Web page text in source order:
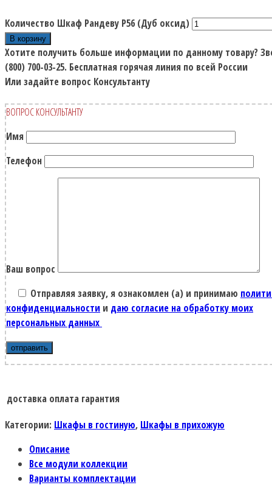
Количество Шкаф Рандеву P56 (Дуб оксид)
В корзину
Хотите получить больше информации по данному товару?
(800) 700-03-25. Бесплатная горячая линия по всей России
Или задайте вопрос Консультанту
ВОПРОС КОНСУЛЬТАНТУ
Имя
Телефон
Ваш вопрос
Отправляя заявку, я ознакомлен (а) и принимаю
конфиденциальности и даю согласие на обработку моих
персональных данных
доставка оплата гарантия
Категории: Шкафы в гостиную, Шкафы в прихожую
Описание
Все модули коллекции
Варианты комплектации